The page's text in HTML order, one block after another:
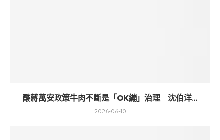
酸蔣萬安政策牛肉不斷是「OK繃」治理 沈伯洋...
2026-06-10